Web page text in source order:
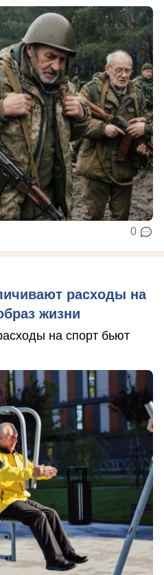
0
расходы на
жизни
на спорт бьют